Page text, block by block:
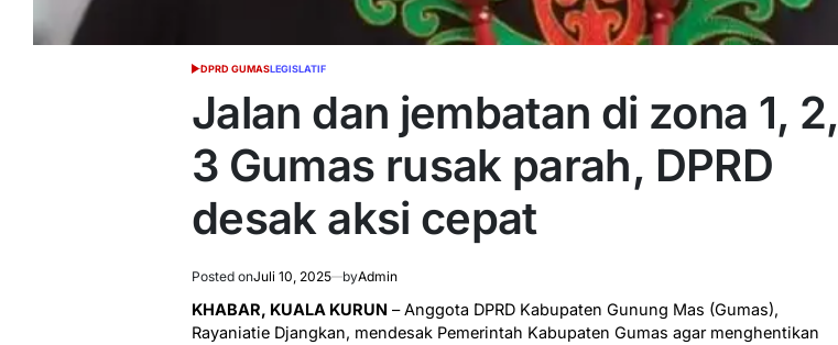
POSTED
DPRD GUMASLEGISLATIF
Jalan dan jembatan di zona 1, 2,
3 Gumas rusak parah, DPRD
desak aksi cepat
Posted onJuli 10, 2025 byAdmin
KHABAR, KUALA KURUN – Anggota DPRD Kabupaten Gunung Mas (Gumas),
Rayaniatie Djangkan, mendesak Pemerintah Kabupaten Gumas agar menghentikan